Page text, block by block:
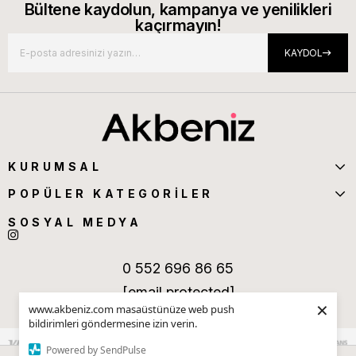
www.akbeniz.com masaüstünüze web push
bildirimleri göndermesine izin verin.
Powered by SendPulse
×
Bültene kaydolun, kampanya ve yenilikleri
kaçırmayın!
KAYDOL
KURUMSAL
POPÜLER KATEGORİLER
SOSYAL MEDYA
0 552 696 86 65
[email protected]